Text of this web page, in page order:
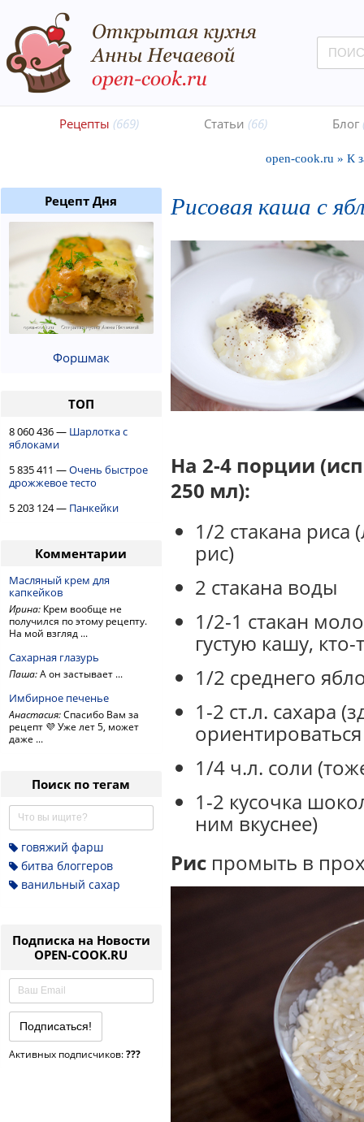
Рецепты (669) Статьи (66) Блог
open-cook.ru »К
Рецепт Дня
Форшмак
ТОП
8 060 436 — Шарлотка с
яблоками
5 835 411 —Очень быстрое
дрожжевое тесто
5 203 124 — Панкейки
Комментарии
Масляный крем для
капкейков
Ирина: Крем вообще не
получился по этому рецепту.
На мой взгляд ...
Сахарная глазурь
Паша:А он застывает ...
Имбирное печенье
Анастасия:Спасибо Вам за
рецепт 💜 Уже лет 5, может
даже ...
Поиск по тегам
говяжий фарш
битва блоггеров
ванильный сахар
Подписка на Новости
OPEN-COOK.RU
Активных подписчиков:???
Рисовая каша с
На 2-4 порции
250 мл):
1/2 стакана
рис)
2 стакана воды
1/2-1 стакан
густую кашу,
1/2 среднего
1-2 ст.л. сахара
1/4 ч.л. соли
1-2 кусочка
ним вкуснее)
Рис промыть в